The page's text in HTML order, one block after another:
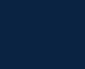
opcional
del
Autoplex, e
tarifas de título.